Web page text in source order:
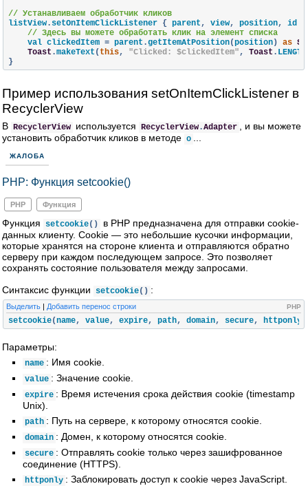
// Устанавливаем обработчик кликов
listView.setOnItemClickListener { parent , view, position, id
// Здесь вы можете обработать клик на элемент списка
    val clickedItem
= parent .getItemAtPosition(position) as
Toast .makeText ( this, "Clicked: $clickedItem" , Toast .
}
Пример использования setOnItemClickListener в
RecyclerView
В RecyclerView используется RecyclerView.Adapter
, и вы можете
установить обработчик кликов в методе o
ЖАЛОБА
PHP: Функция setcookie()
PHP Функция
Функция setcookie()
в PHP предназначена для отправки cookie-
данных клиенту. Cookie — это небольшие кусочки информации,
которые хранятся на стороне клиента и отправляются обратно
серверу при каждом последующем запросе. Это позволяет
сохранять состояние пользователя между запросами.
Синтаксис функции setcookie() :
Выделить PHP
| Добавить перенос строки
setcookie(name, value, expire, path, domain, secure, httponly
Параметры:
name : Имя cookie.
value : Значение cookie.
expire : Время истечения срока действия cookie (timestamp
Unix).
path : Путь на сервере, к которому относятся cookie.
domain : Домен, к которому относятся cookie.
secure : Отправлять cookie только через зашифрованное
соединение (HTTPS).
httponly : Заблокировать доступ к cookie через JavaScript.